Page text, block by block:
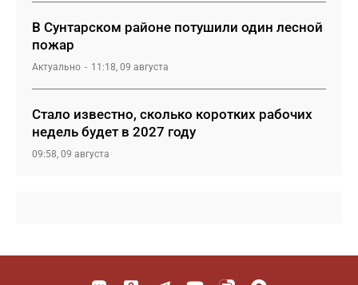
В Сунтарском районе потушили один лесной
пожар
Актуально 11:18, 09 августа
Стало известно, сколько коротких рабочих
недель будет в 2027 году
09:58, 09 августа